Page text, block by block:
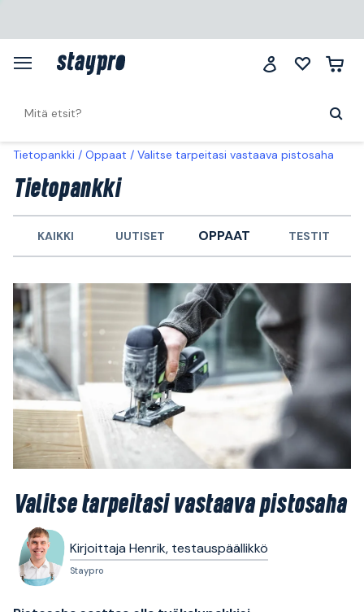
Tietopankki Oppaat Valitse tarpeitasi vastaava pistosaha
Tietopankki
KAIKKI UUTISET OPPAAT TESTIT
Valitse tarpeitasi vastaava pistosaha
Kirjoittaja Henrik, testauspäällikkö
Staypro